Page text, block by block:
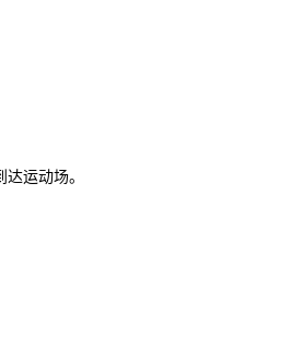
运动场。